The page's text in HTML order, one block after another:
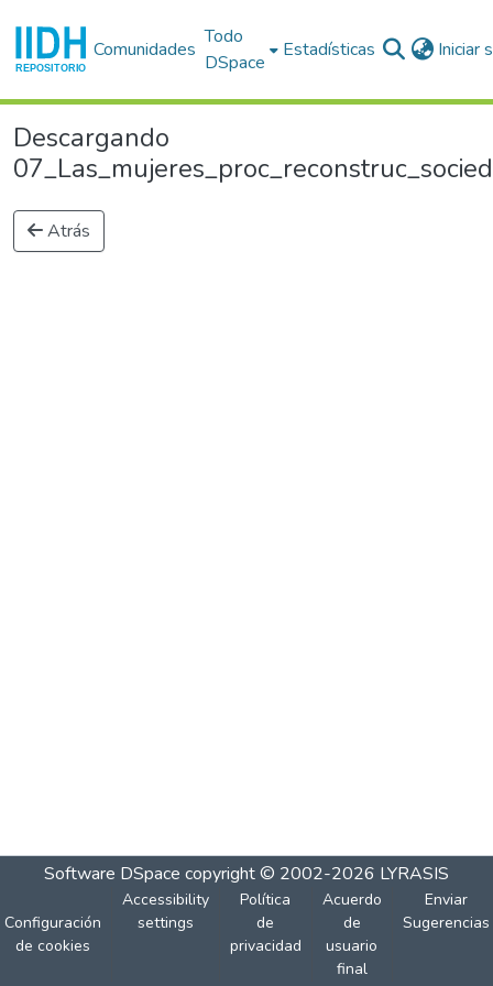
Comunidades
Todo
DSpace
Estadísticas Iniciar
Descargando
Atrás
Software DSpace copyright © 2002-2026 LYRASIS
Configuración
de cookies
Accessibility
settings
Política
de
privacidad
Acuerdo
de
usuario
final
Enviar
Sugerencias